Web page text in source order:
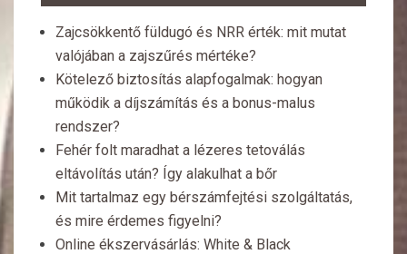
Zajcsökkentő füldugó és NRR érték: mit mutat
valójában a zajszűrés mértéke?
Kötelező biztosítás alapfogalmak: hogyan
működik a díjszámítás és a bonus-malus
rendszer?
Fehér folt maradhat a lézeres tetoválás
eltávolítás után? Így alakulhat a bőr
Mit tartalmaz egy bérszámfejtési szolgáltatás,
és mire érdemes figyelni?
Online ékszervásárlás: White & Black